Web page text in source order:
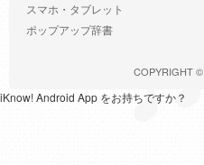
スマホ・タブレット
ポップアップ辞書
COPYRIGHT ©
iKnow! Android App をお持ちですか？